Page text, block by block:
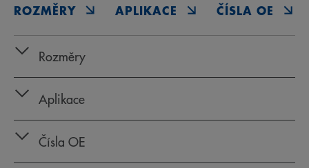
ROZMĚRY APLIKACE ČÍSLA OE
Rozměry
Aplikace
Čísla OE